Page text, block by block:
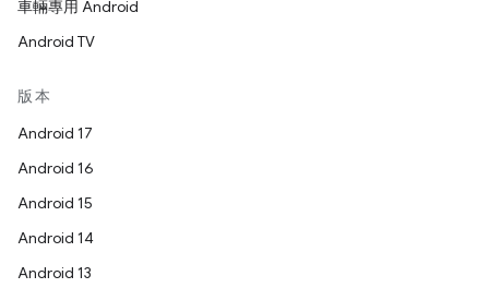
車輛專用 Android
Android TV
版本
Android 17
Android 16
Android 15
Android 14
Android 13